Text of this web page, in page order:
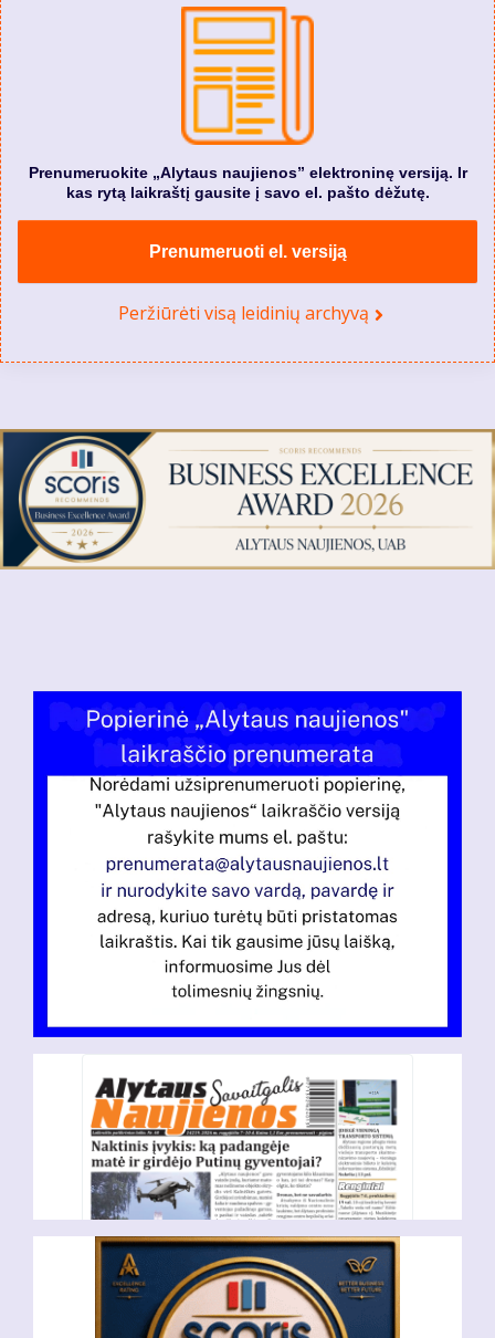
Prenumeruokite „Alytaus naujienos” elektroninę versiją. Ir
kas rytą laikraštį gausite į savo el. pašto dėžutę.
Prenumeruoti el. versiją
Peržiūrėti visą leidinių archyvą